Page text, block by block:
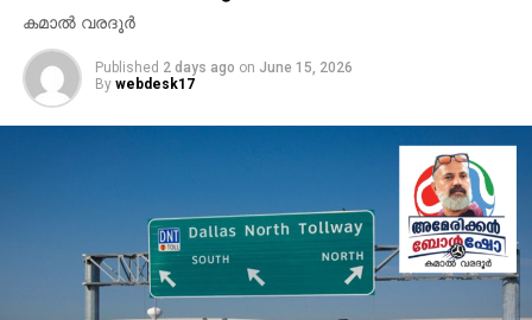
കമാല്‍ വരദൂര്‍
Published 2 days ago on June 15, 2026
By webdesk17